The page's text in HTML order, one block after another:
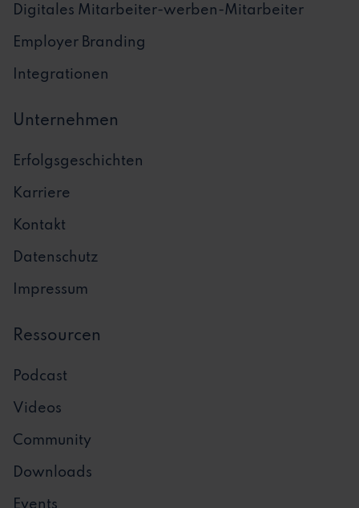
Digitales Mitarbeiter-werben-Mitarbeiter
Employer Branding
Integrationen
Unternehmen
Erfolgsgeschichten
Karriere
Kontakt
Datenschutz
Impressum
Ressourcen
Podcast
Videos
Community
Downloads
Events